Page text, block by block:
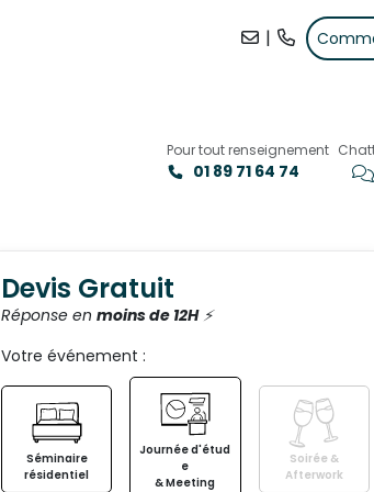
|
Pour tout renseignement
01 89 71 64 74
Devis Gratuit
Réponse en moins de 12H⚡️
Votre événement :
Séminaire
résidentiel
Journée d'étud
e
& Meeting
Soirée &
Afterwork